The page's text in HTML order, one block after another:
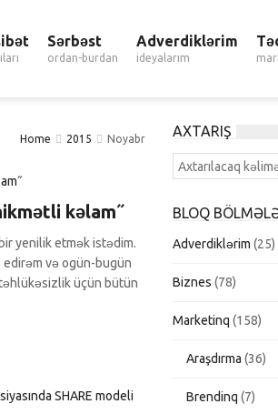
Sərbəst
ordan-burdan
Adverdiklərim
ideyalarım
Home 2015 Noyabr
kəlam˝
yenilik etmək istədim.
və ogün-bugün
üçün bütün
AXTARIŞ
BLOQ
Adverdiklərim (25)
Biznes (78)
Marketinq (158)
Araşdırma (36)
Brendinq (7)